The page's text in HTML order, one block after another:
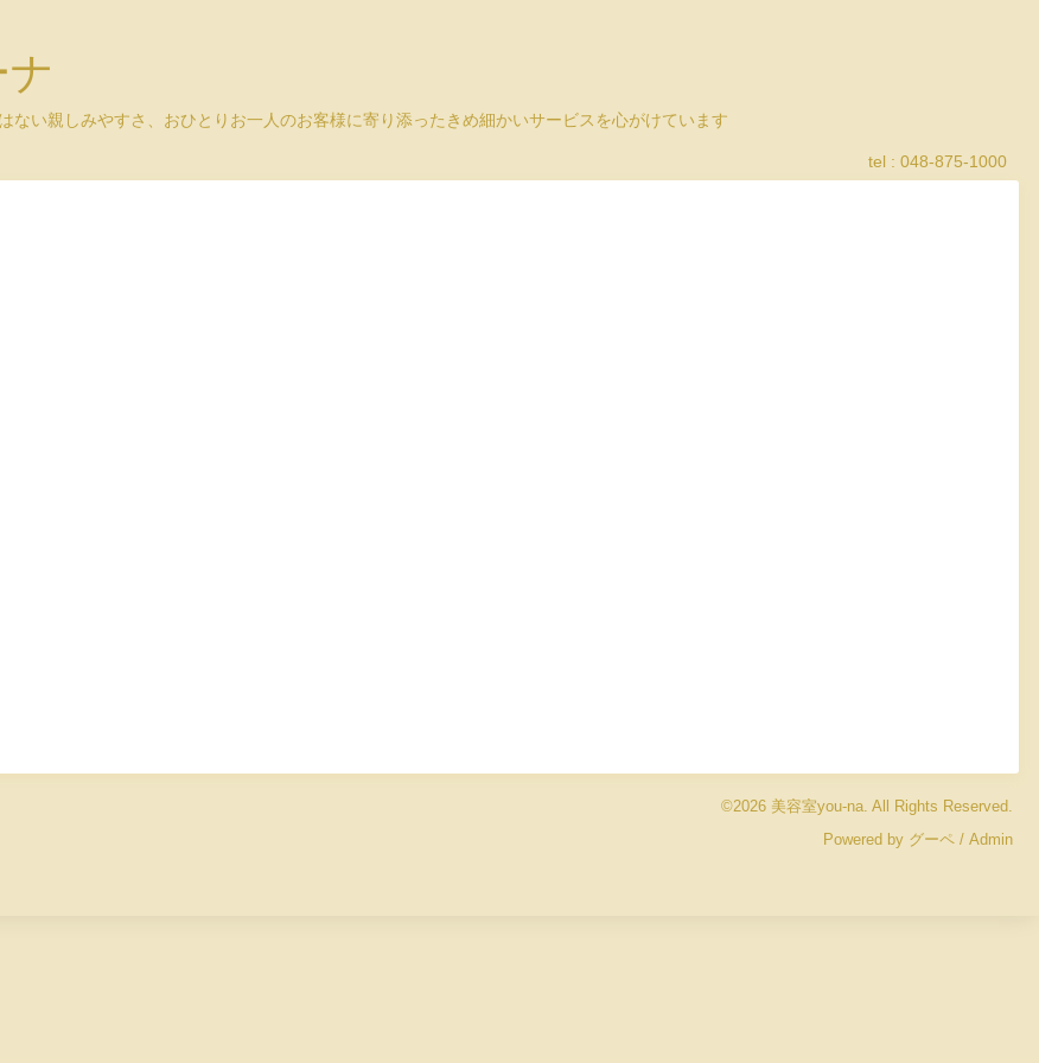
い親しみやすさ、おひとりお一人のお客様に寄り添ったきめ細かいサービスを心がけています
tel : 048-875-1000
©2026 美容室you-na. All Rights Reserved.
Powered by グーペ / Admin